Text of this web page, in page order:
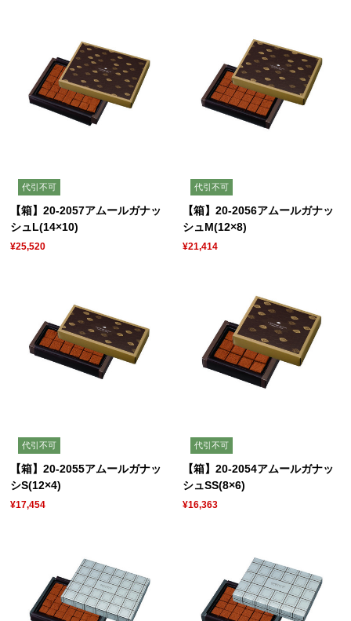
代引不可
【箱】20-2057アムールガナッ
シュL(14×10)
¥25,520
代引不可
【箱】20-2056アムールガナッ
シュM(12×8)
¥21,414
代引不可
【箱】20-2055アムールガナッ
シS(12×4)
¥17,454
代引不可
【箱】20-2054アムールガナッ
シュSS(8×6)
¥16,363